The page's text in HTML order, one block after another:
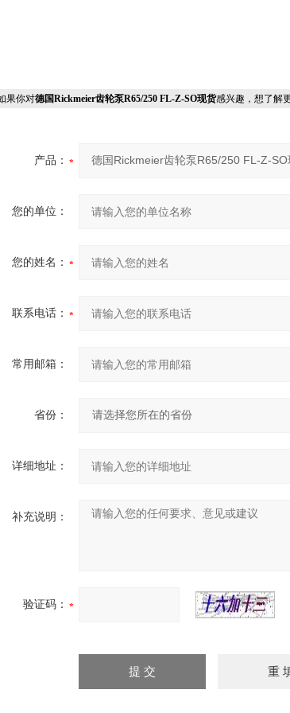
你对德国Rickmeier齿轮泵R65/250 FL-Z-SO现货感兴趣，想了解
产品：
您的单位：
您的姓名：
联系电话：
常用邮箱：
省份：
详细地址：
补充说明：
验证码：